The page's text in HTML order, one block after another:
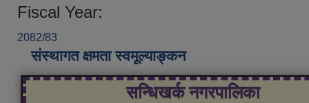
Fiscal Year:
2082/83
संस्थागत क्षमता स्वमूल्याङ्कन
सन्धिखर्क नगरपालिका